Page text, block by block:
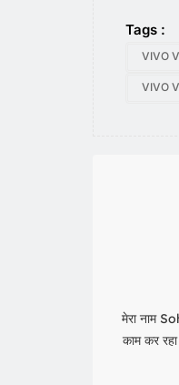
Tags :
VIVO
VIVO
मेरा नाम
काम कर